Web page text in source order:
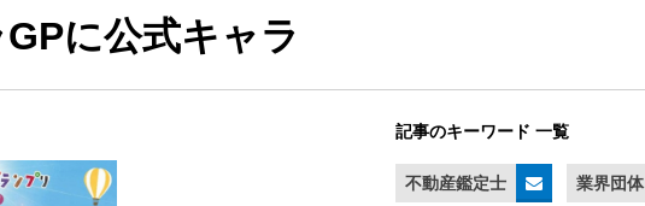
に公式キャラ
記事のキーワード 一覧
不動産鑑定士 業界団体